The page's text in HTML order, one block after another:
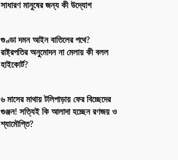
সাধারণ মানুষের জন্য কী উদ্যোগ
গুণ্ডা দমন আইন বাতিলের পথে?
রাষ্ট্রপতির অনুমোদন না মেলায় কী বলল
হাইকোর্ট?
৬ মাসের মাথায় টলিপাড়ায় ফের বিচ্ছেদের
গুঞ্জন! সত্যিই কি আলাদা হচ্ছেন রণজয় ও
শ্যামৌপ্তি?